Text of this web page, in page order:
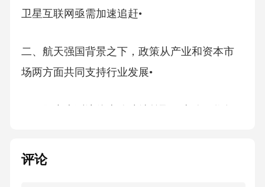
卫星互联网亟需加速追赶•
二、航天强国背景之下，政策从产业和资本市
场两方面共同支持行业发展•
四、火箭首飞及回收尝试预计持续，继续打通
评论